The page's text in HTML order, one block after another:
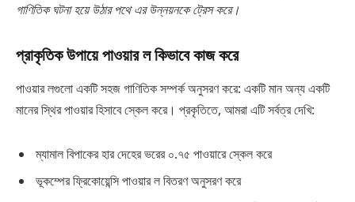
গাণিতিক ঘটনা হয়ে উঠার পথে এর উন্নয়নকে ট্রেস করে।
প্রাকৃতিক উপায়ে পাওয়ার ল কিভাবে কাজ করে
পাওয়ার লগুলো একটি সহজ গাণিতিক সম্পর্ক অনুসরণ করে: একটি মান অন্য একটি
মানের স্থির পাওয়ার হিসাবে স্কেল করে। প্রকৃতিতে, আমরা এটি সর্বত্র দেখি:
ম্যামাল বিপাকের হার দেহের ভরের ০.৭৫ পাওয়ারে স্কেল করে
ভূকম্পের ফ্রিকোয়েন্সি পাওয়ার ল বিতরণ অনুসরণ করে